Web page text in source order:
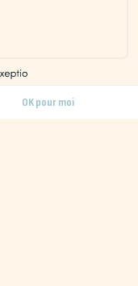
et campagne.
pour explorer la